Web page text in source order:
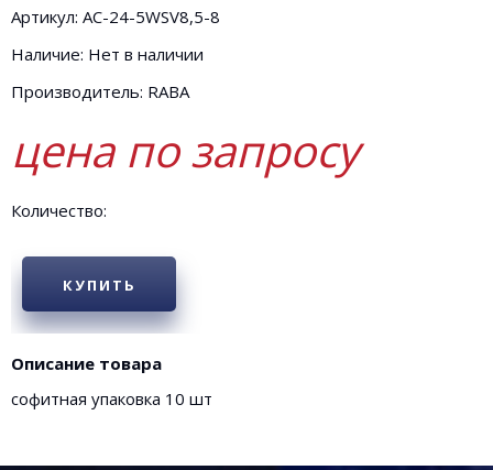
Артикул: АC-24-5WSV8,5-8
Наличие: Нет в наличии
Производитель: RABA
цена по запросу
Количество:
КУПИТЬ
Описание товара
софитная упаковка 10 шт